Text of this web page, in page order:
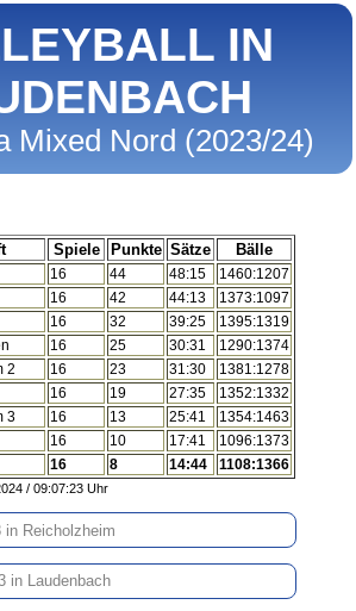
IN
Mixed Nord (2023/24)
Spiele Punkte Sätze Bälle
16 44 48:15
1460:1207
16 42 44:13
1373:1097
16 32 39:25
1395:1319
16 25 30:31
1290:1374
2 16 23 31:30
1381:1278
16 19 27:35
1352:1332
3 16 13 25:41
1354:1463
16 10 17:41
1096:1373
16 8 14:44 1108:1366
/ 09:07:23 Uhr
in Reicholzheim
in Laudenbach